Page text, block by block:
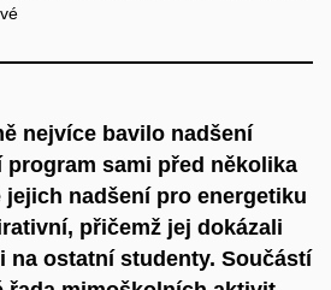
nejvíce bavilo nadšení
sami před několika
jejich nadšení pro energetiku
přičemž jej dokázali
na ostatní studenty. Součástí